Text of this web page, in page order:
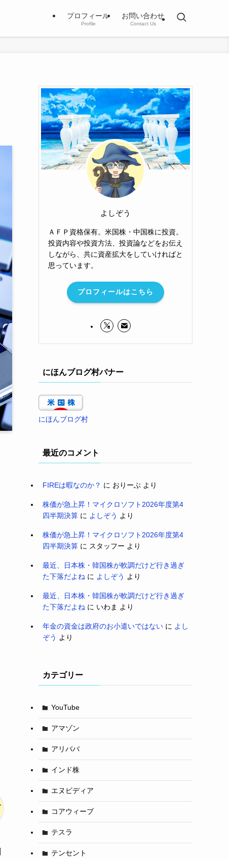
プロフィール
Profile
お問い合わせ
Contact Us
よしぞう
ＡＦＰ資格保有。米国株・中国株に投資。
投資内容や投資方法、投資論などをお伝え
しながら、共に資産拡大をしていければと
思っています。
プロフィールはこちら
にほんブログ村バナー
にほんブログ村
最近のコメント
FIREは暇なのか？ に おりーぶ より
株価が急上昇！マイクロソフト2026年度第4
四半期決算 に よしぞう より
株価が急上昇！マイクロソフト2026年度第4
四半期決算 に スタッフー より
最近、日本株・韓国株が軟調だけど行き過ぎ
た下落だよね に よしぞう より
最近、日本株・韓国株が軟調だけど行き過ぎ
た下落だよね に いわま より
年金の資金は政府のお小遣いではない に よし
ぞう より
カテゴリー
YouTube
アマゾン
アリババ
インド株
エヌビディア
コアウィーブ
テスラ
テンセント